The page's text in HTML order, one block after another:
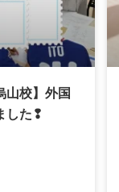
山校】外国
した❢